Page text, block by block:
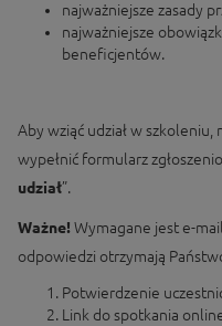
najważniejsze zasady
najważniejsze
beneficjentów.
Aby wziąć udział w szkoleniu,
wypełnić formularz
udział”.
Ważne!Wymagane jest e-
odpowiedzi otrzymają
Potwierdzenie
Link do spotkania